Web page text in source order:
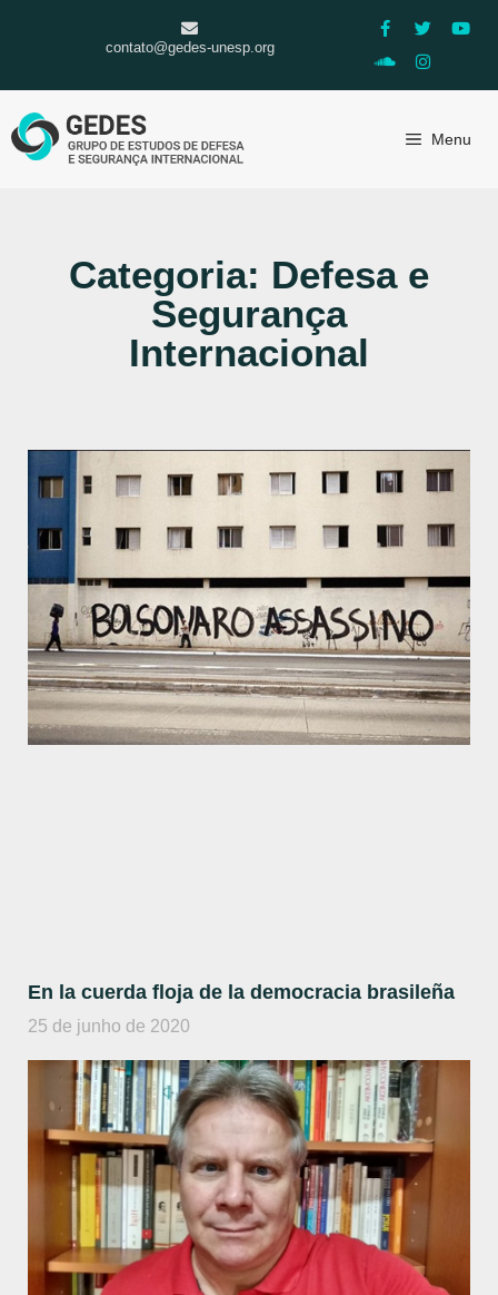
contato@gedes-unesp.org
Menu
Categoria: Defesa e
Segurança
Internacional
En la cuerda floja de la democracia brasileña
25 de junho de 2020